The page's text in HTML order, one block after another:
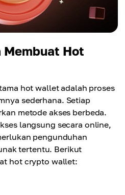
Membuat Hot
hot wallet adalah proses
sederhana. Setiap
metode akses berbeda.
langsung secara online,
pengunduhan
tertentu. Berikut
hot crypto wallet: